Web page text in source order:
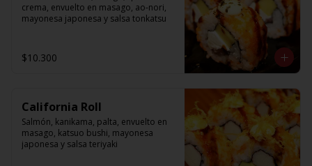
crema, envuelto en masago, ao-nori,
mayonesa japonesa y salsa tonkatsu
$10.300
California Roll
Salmón, kanikama, palta, envuelto en
masago, katsuo bushi, mayonesa
japonesa y salsa teriyaki